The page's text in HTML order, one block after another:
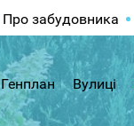
Про забудовника
Генплан Вулиці